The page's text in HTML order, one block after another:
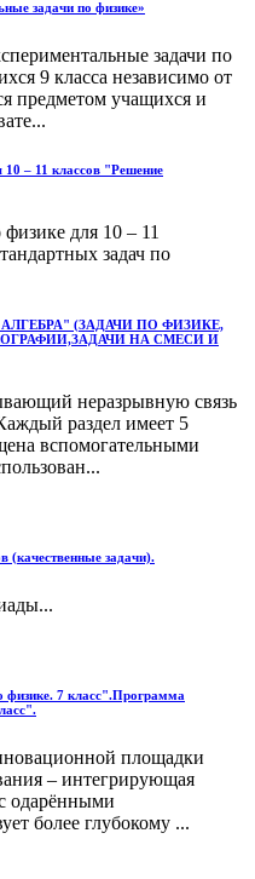
задачи по физике»
задачи по
9 класса независимо от
предметом учащихся и
10 – 11 классов "Решение
для 10 – 11
задач по
(ЗАДАЧИ ПО ФИЗИКЕ,
НА СМЕСИ И
неразрывную связь
раздел имеет 5
вспомогательными
(качественные задачи).
7 класс".Программа
площадки
– интегрирующая
одарёнными
более глубокому ...